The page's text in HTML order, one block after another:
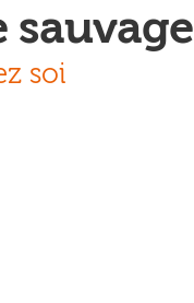
sauvage
soi